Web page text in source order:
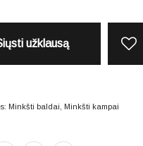
užklausą
Minkšti baldai Minkšti kampai